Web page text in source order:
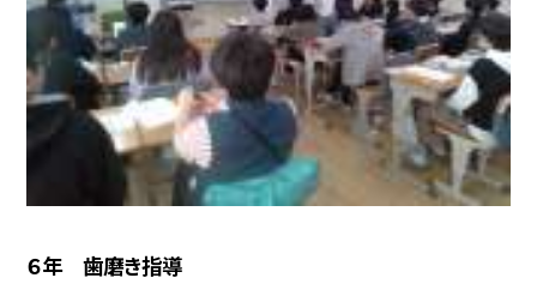
６年 歯磨き指導